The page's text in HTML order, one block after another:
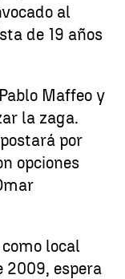
al
de 19 años
Maffeo y
la zaga.
por
opciones
local
2009, espera